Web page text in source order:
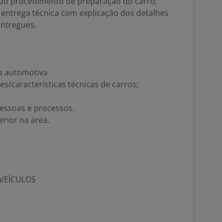
técnica com explicação dos detalhes
automotiva
características técnicas de carros;
e processos.
na área.